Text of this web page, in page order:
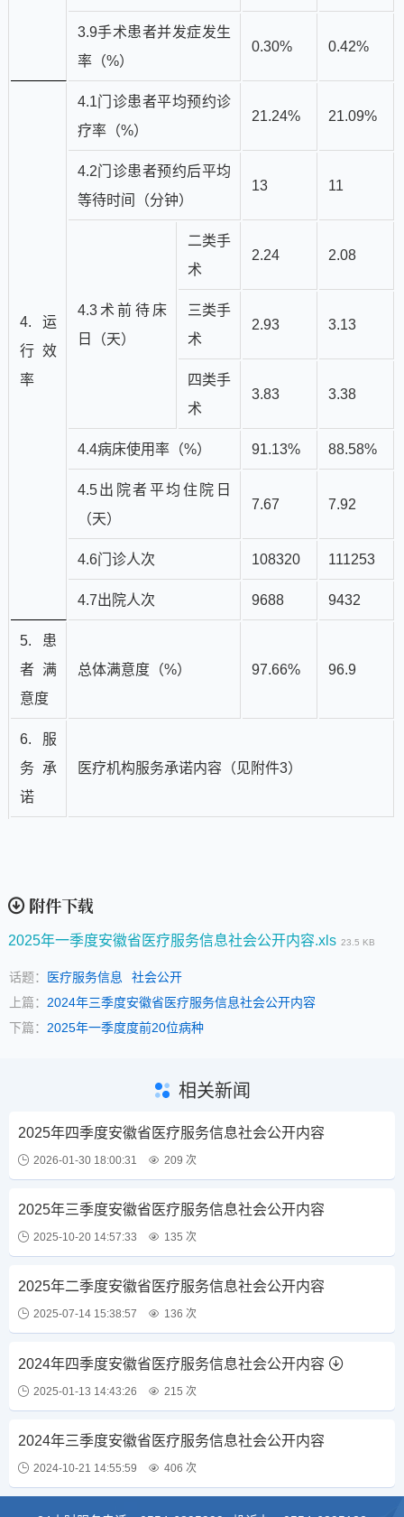
3.9手术患者并发症发生
率（%）
0.30% 0.42%
4.运
行效
率
4.1门诊患者平均预约诊
疗率（%）
21.24% 21.09%
4.2门诊患者预约后平均
等待时间（分钟）
13 11
4.3术前待床
日（天）
二类手
术
2.24 2.08
三类手
术
2.93 3.13
四类手
术
3.83 3.38
4.4病床使用率（%） 91.13% 88.58%
4.5出院者平均住院日
（天）
7.67 7.92
4.6门诊人次 108320 111253
4.7出院人次 9688 9432
5.患
者满
意度
总体满意度（%） 97.66% 96.9
6.服
务承
诺
医疗机构服务承诺内容（见附件3）
附件下载
2025年一季度安徽省医疗服务信息社会公开内容.xls 23.5 KB
话题： 医疗服务信息
社会公开
上篇： 2024年三季度安徽省医疗服务信息社会公开内容
下篇： 2025年一季度度前20位病种
相关新闻
2025年四季度安徽省医疗服务信息社会公开内容
2026-01-30 18:00:31 209 次
2025年三季度安徽省医疗服务信息社会公开内容
2025-10-20 14:57:33 135 次
2025年二季度安徽省医疗服务信息社会公开内容
2025-07-14 15:38:57 136 次
2024年四季度安徽省医疗服务信息社会公开内容
2025-01-13 14:43:26 215 次
2024年三季度安徽省医疗服务信息社会公开内容
2024-10-21 14:55:59 406 次